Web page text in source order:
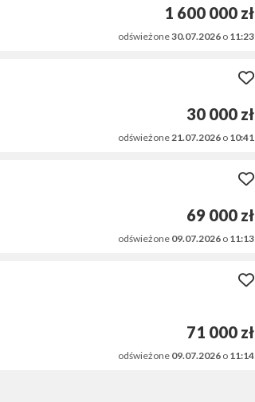
1 600 000 zł
odświeżone30.07.2026 o 11:23
30 000 zł
odświeżone21.07.2026 o 10:41
69 000 zł
odświeżone 09.07.2026 o 11:13
71 000 zł
odświeżone 09.07.2026 o 11:14